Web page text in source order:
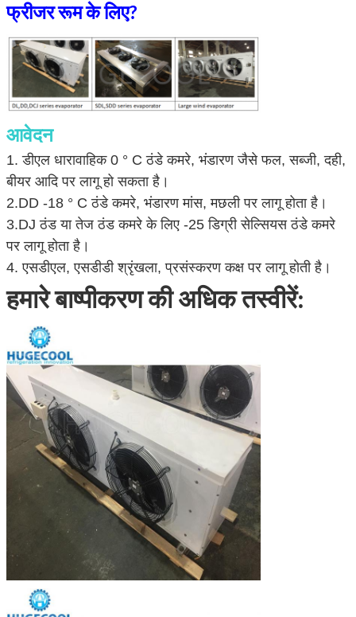
फ्रीजर रूम के लिए?
आवेदन
1. डीएल धारावाहिक 0 ° ​​C ठंडे कमरे, भंडारण जैसे फल, सब्जी, दही,
बीयर आदि पर लागू हो सकता है।
2.DD -18 ° C ठंडे कमरे, भंडारण मांस, मछली पर लागू होता है।
3.DJ ठंड या तेज ठंड कमरे के लिए -25 डिग्री सेल्सियस ठंडे कमरे
पर लागू होता है।
4. एसडीएल, एसडीडी श्रृंखला, प्रसंस्करण कक्ष पर लागू होती है।
हमारे बाष्पीकरण की अधिक तस्वीरें: